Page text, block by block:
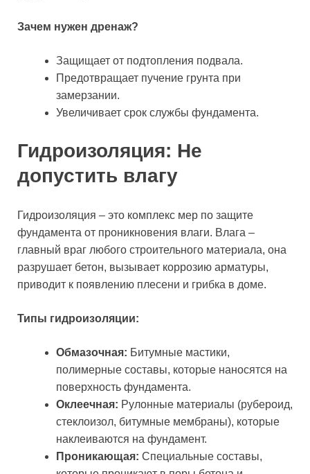
Зачем нужен дренаж?
Защищает от подтопления подвала.
Предотвращает пучение грунта при
замерзании.
Увеличивает срок службы фундамента.
Гидроизоляция: Не
допустить влагу
Гидроизоляция – это комплекс мер по защите
фундамента от проникновения влаги. Влага –
главный враг любого строительного материала, она
разрушает бетон, вызывает коррозию арматуры,
приводит к появлению плесени и грибка в доме.
Типы гидроизоляции:
Обмазочная: Битумные мастики,
полимерные составы, которые наносятся на
поверхность фундамента.
Оклеечная: Рулонные материалы (рубероид,
стеклоизол, битумные мембраны), которые
наклеиваются на фундамент.
Проникающая: Специальные составы,